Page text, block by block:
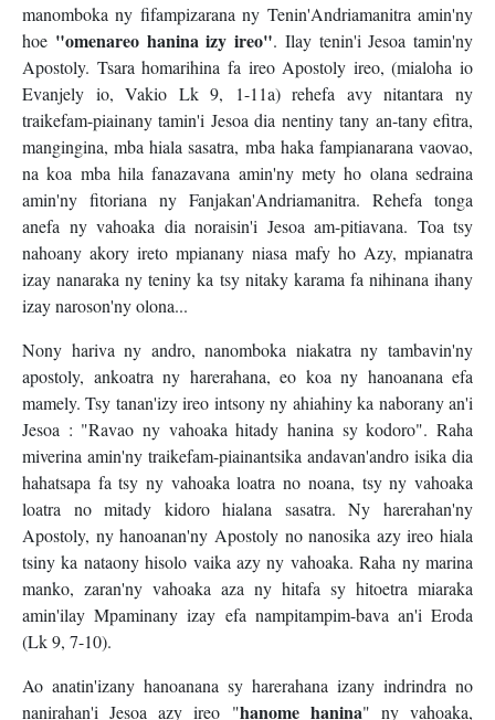
manomboka ny fifampizarana ny Tenin'Andriamanitra amin'ny
hoe "omenareo hanina izy ireo". Ilay tenin'i Jesoa tamin'ny
Apostoly. Tsara homarihina fa ireo Apostoly ireo, (mialoha io
Evanjely io, Vakio Lk 9, 1-11a) rehefa avy nitantara ny
traikefam-piainany tamin'i Jesoa dia nentiny tany an-tany efitra,
mangingina, mba hiala sasatra, mba haka fampianarana vaovao,
na koa mba hila fanazavana amin'ny mety ho olana sedraina
amin'ny fitoriana ny Fanjakan'Andriamanitra. Rehefa tonga
anefa ny vahoaka dia noraisin'i Jesoa am-pitiavana. Toa tsy
nahoany akory ireto mpianany niasa mafy ho Azy, mpianatra
izay nanaraka ny teniny ka tsy nitaky karama fa nihinana ihany
izay naroson'ny olona...
Nony hariva ny andro, nanomboka niakatra ny tambavin'ny
apostoly, ankoatra ny harerahana, eo koa ny hanoanana efa
mamely. Tsy tanan'izy ireo intsony ny ahiahiny ka naborany an'i
Jesoa : "Ravao ny vahoaka hitady hanina sy kodoro". Raha
miverina amin'ny traikefam-piainantsika andavan'andro isika dia
hahatsapa fa tsy ny vahoaka loatra no noana, tsy ny vahoaka
loatra no mitady kidoro hialana sasatra. Ny harerahan'ny
Apostoly, ny hanoanan'ny Apostoly no nanosika azy ireo hiala
tsiny ka nataony hisolo vaika azy ny vahoaka. Raha ny marina
manko, zaran'ny vahoaka aza ny hitafa sy hitoetra miaraka
amin'ilay Mpaminany izay efa nampitampim-bava an'i Eroda
(Lk 9, 7-10).
Ao anatin'izany hanoanana sy harerahana izany indrindra no
nanirahan'i Jesoa azy ireo "hanome hanina" ny vahoaka,